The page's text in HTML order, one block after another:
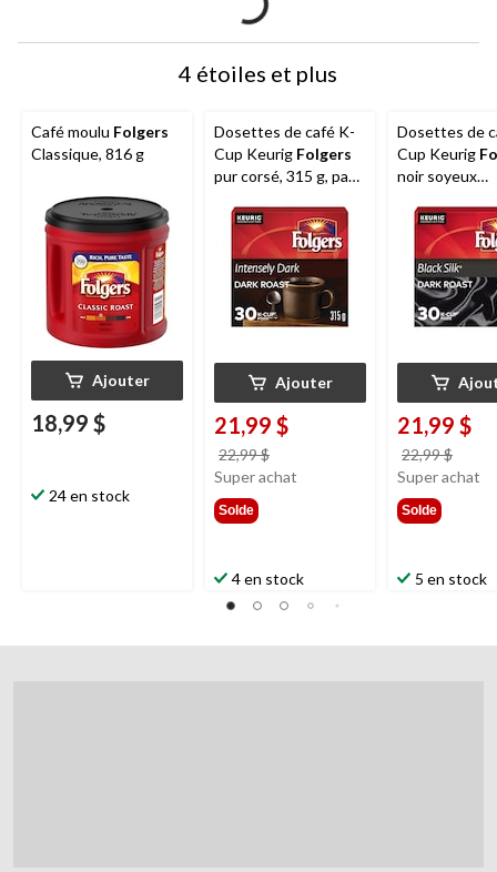
4 étoiles et plus
Café moulu Folgers
Classique, 816 g
Ajouter
18,99 $
24 en stock
Dosettes de café K-
Cup Keurig Folgers
pur corsé, 315 g, paq.
Ajouter
21,99 $
22,99 $
était
Super achat
Solde
4 en stock
Dosettes de
Cup Keurig
noir soyeux
240 g, paq. 30
21,99 $
22,99 $
était
Super achat
Solde
5 en stock